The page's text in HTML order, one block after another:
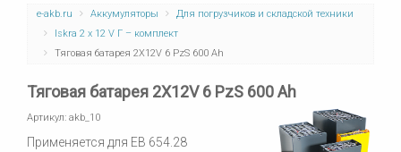
e-akb.ru Аккумуляторы
Для погрузчиков и складской техники
Iskra 2 x 12 V Г – комплект
Тяговая батарея 2Х12V 6 PzS 600 Ah
Тяговая батарея 2Х12V 6 PzS 600 Ah
Артикул: akb_10
Применяется для ЕВ 654.28